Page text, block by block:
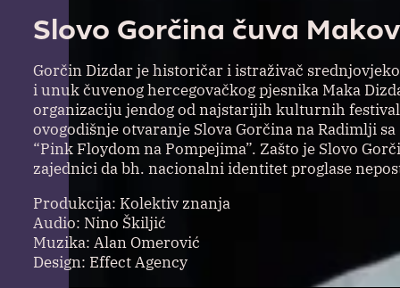
Slovo Gorčina čuva
Gorčin Dizdar je historičar i istraživač
i unuk čuvenog hercegovačkog pjesnika Maka
organizaciju jendog od najstarijih kulturnih
ovogodišnje otvaranje Slova Gorčina na Radimlji
“Pink Floydom na Pompejima”. Zašto je Slovo
zajednici da bh. nacionalni identitet proglase
Produkcija: Kolektiv znanja
Audio: Nino Škiljić
Muzika: Alan Omerović
Design: Effect Agency